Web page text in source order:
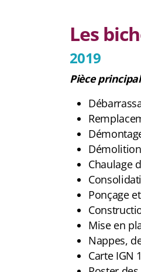
Les
2019
Pièce
Chaulage
Ponçage
Mise en
Nappes,
Carte IGN